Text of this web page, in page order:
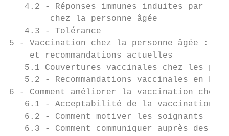
4.2 - Réponses immunes induites par la
chez la personne âgée
4.3 - Tolérance
5 - Vaccination chez la personne âgée :
et recommandations actuelles
5.1 Couvertures vaccinales chez les
5.2 - Recommandations vaccinales en
6 - Comment améliorer la vaccination
6.1 - Acceptabilité de la vaccination
6.2 - Comment motiver les soignants
6.3 - Comment communiquer auprès des